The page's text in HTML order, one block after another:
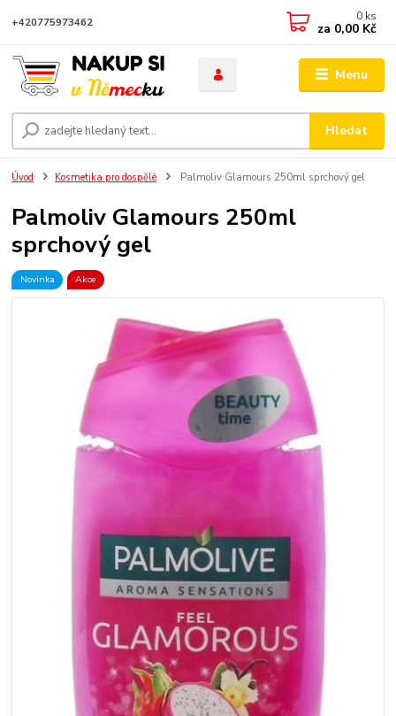
Menu
Hledat
+420775973462 0 ks
za 0,00 Kč
Úvod Kosmetika pro dospělé Palmoliv Glamours 250ml sprchový gel
Palmoliv Glamours 250ml
sprchový gel
Novinka Akce